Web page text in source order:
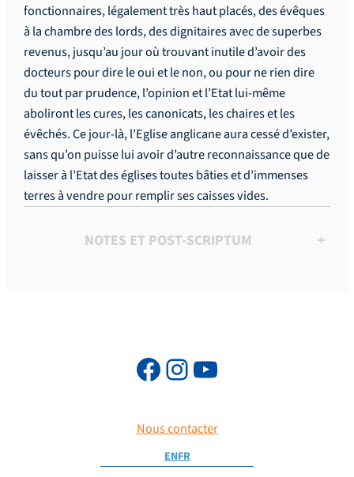
fonctionnaires, légalement très haut placés, des évêques
à la chambre des lords, des dignitaires avec de superbes
revenus, jusqu’au jour où trouvant inutile d’avoir des
docteurs pour dire le oui et le non, ou pour ne rien dire
du tout par prudence, l’opinion et l’Etat lui-même
aboliront les cures, les canonicats, les chaires et les
évêchés. Ce jour-là, l’Eglise anglicane aura cessé d’exister,
sans qu’on puisse lui avoir d’autre reconnaissance que de
laisser à l’Etat des églises toutes bâties et d’immenses
terres à vendre pour remplir ses caisses vides.
NOTES ET POST-SCRIPTUM +
Nous contacter
ENFR